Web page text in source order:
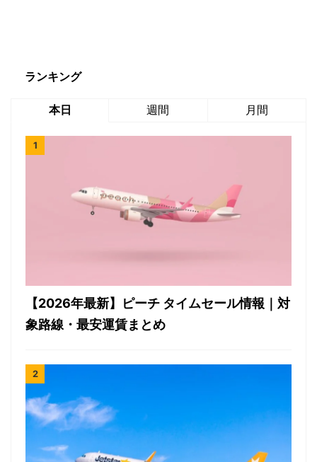
ランキング
本日 週間 月間
【2026年最新】ピーチ タイムセール情報｜対
象路線・最安運賃まとめ